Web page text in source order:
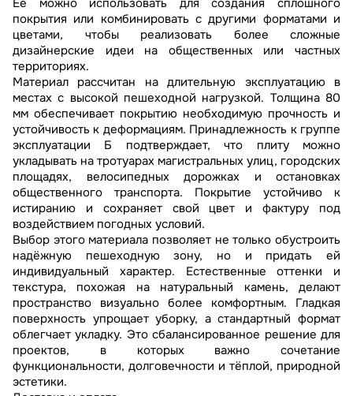
Её можно использовать для создания сплошного
покрытия или комбинировать с другими форматами и
цветами, чтобы реализовать более сложные
дизайнерские идеи на общественных или частных
территориях.
Материал рассчитан на длительную эксплуатацию в
местах с высокой пешеходной нагрузкой. Толщина 80
мм обеспечивает покрытию необходимую прочность и
устойчивость к деформациям. Принадлежность к группе
эксплуатации Б подтверждает, что плиту можно
укладывать на тротуарах магистральных улиц, городских
площадях, велосипедных дорожках и остановках
общественного транспорта. Покрытие устойчиво к
истиранию и сохраняет свой цвет и фактуру под
воздействием погодных условий.
Выбор этого материала позволяет не только обустроить
надёжную пешеходную зону, но и придать ей
индивидуальный характер. Естественные оттенки и
текстура, похожая на натуральный камень, делают
пространство визуально более комфортным. Гладкая
поверхность упрощает уборку, а стандартный формат
облегчает укладку. Это сбалансированное решение для
проектов, в которых важно сочетание
функциональности, долговечности и тёплой, природной
эстетики.